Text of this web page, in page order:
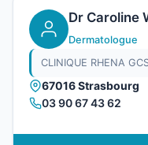
Dr Caroline
Dermatologue
CLINIQUE RHENA
67016 Strasbourg
03 90 67 43 62